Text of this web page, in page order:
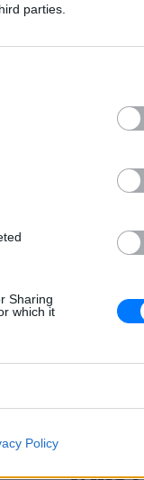
parties.
Sharing
which it
Policy
22
για το
ελληνικού
Καιρός: